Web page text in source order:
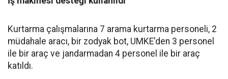
Kurtarma çalışmalarına 7 arama kurtarma personeli, 2
müdahale aracı, bir zodyak bot, UMKE'den 3 personel
ile bir araç ve jandarmadan 4 personel ile bir araç
katıldı.